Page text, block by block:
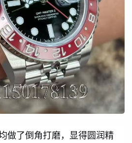
做了倒角打磨，显得圆润精